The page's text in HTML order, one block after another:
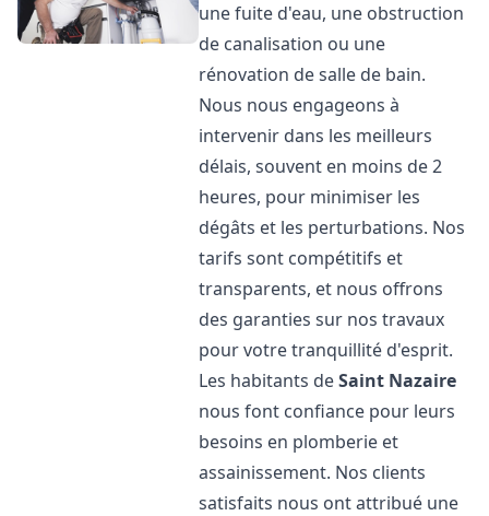
une fuite d'eau, une obstruction
de canalisation ou une
rénovation de salle de bain.
Nous nous engageons à
intervenir dans les meilleurs
délais, souvent en moins de 2
heures, pour minimiser les
dégâts et les perturbations. Nos
tarifs sont compétitifs et
transparents, et nous offrons
des garanties sur nos travaux
pour votre tranquillité d'esprit.
Les habitants deSaint Nazaire
nous font confiance pour leurs
besoins en plomberie et
assainissement. Nos clients
satisfaits nous ont attribué une